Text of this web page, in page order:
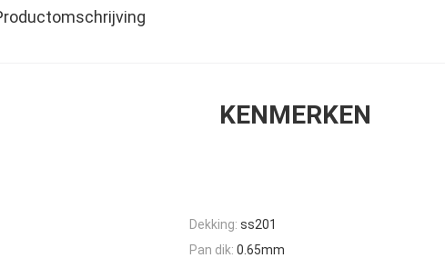
KENMERKEN
Dekking: ss201
Pan dik: 0.65mm